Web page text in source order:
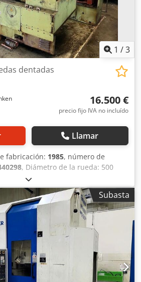
1 /3
dentadas
16.500 €
precio fijo IVA no incluído
Llamar
fabricación: 1985, número de
, Diámetro de la rueda: 500
rueda: 50 Diámetro máximo de la
mecanizada con dentado
máxima entre el eje del pistón y el
mínima entre el eje del
0 Número máximo de dientes de
Número mínimo de dientes de
Cedsywh N Iepfx Aifsrf Módulo
8 Diámetro de la mesa: 500
Profundidad del taladro: 650 Año
5.200 kg
Subasta